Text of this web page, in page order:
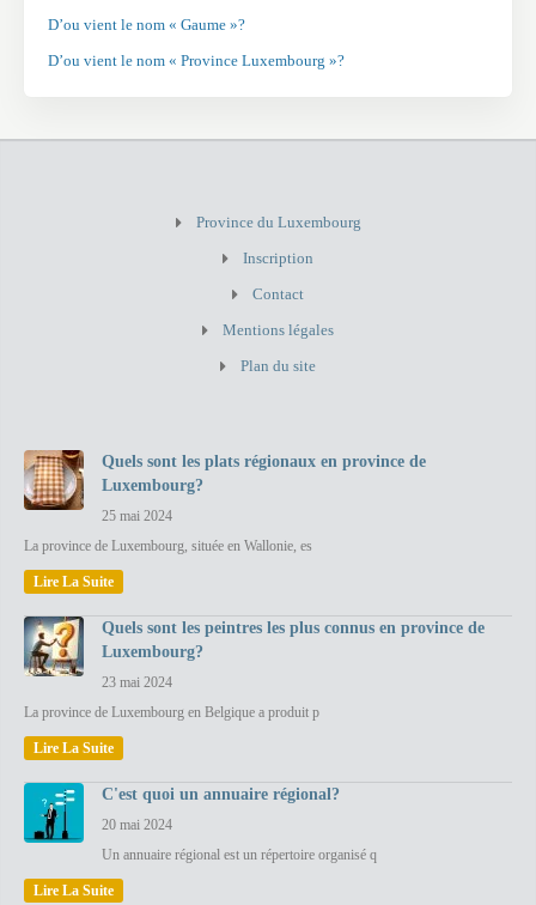
D’ou vient le nom « Gaume »?
D’ou vient le nom « Province Luxembourg »?
Province du Luxembourg
Inscription
Contact
Mentions légales
Plan du site
Quels sont les plats régionaux en province de
Luxembourg?
25 mai 2024
La province de Luxembourg, située en Wallonie, es
Lire La Suite
Quels sont les peintres les plus connus en province de
Luxembourg?
23 mai 2024
La province de Luxembourg en Belgique a produit p
Lire La Suite
C'est quoi un annuaire régional?
20 mai 2024
Un annuaire régional est un répertoire organisé q
Lire La Suite